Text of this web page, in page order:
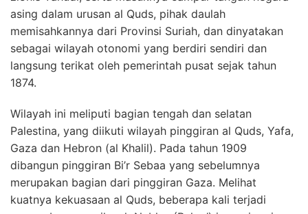
asing dalam urusan al Quds, pihak daulah
memisahkannya dari Provinsi Suriah, dan dinyatakan
sebagai wilayah otonomi yang berdiri sendiri dan
langsung terikat oleh pemerintah pusat sejak tahun
1874.
Wilayah ini meliputi bagian tengah dan selatan
Palestina, yang diikuti wilayah pinggiran al Quds, Yafa,
Gaza dan Hebron (al Khalil). Pada tahun 1909
dibangun pinggiran Bi’r Sebaa yang sebelumnya
merupakan bagian dari pinggiran Gaza. Melihat
kuatnya kekuasaan al Quds, beberapa kali terjadi